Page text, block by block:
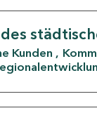
Kunden